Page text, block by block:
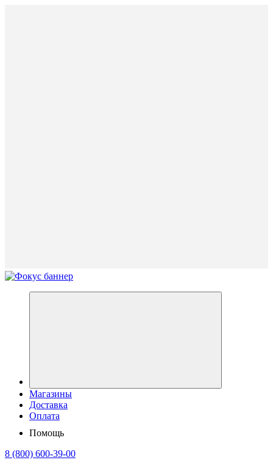
Магазины
Доставка
Оплата
Помощь
8 (800) 600-39-00